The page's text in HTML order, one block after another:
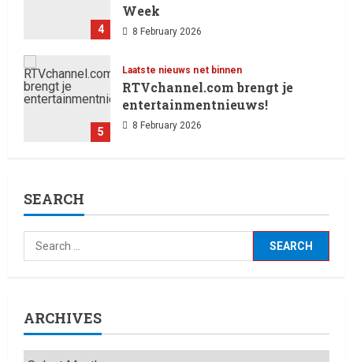
4
Week
8 February 2026
5
Laatste nieuws net binnen
RTVchannel.com brengt je
entertainmentnieuws!
8 February 2026
1
29 May 2026
2
track “Choosin’ Texas” haar
eerste nummer 1-positie in de
SEARCH
ARCHIVES